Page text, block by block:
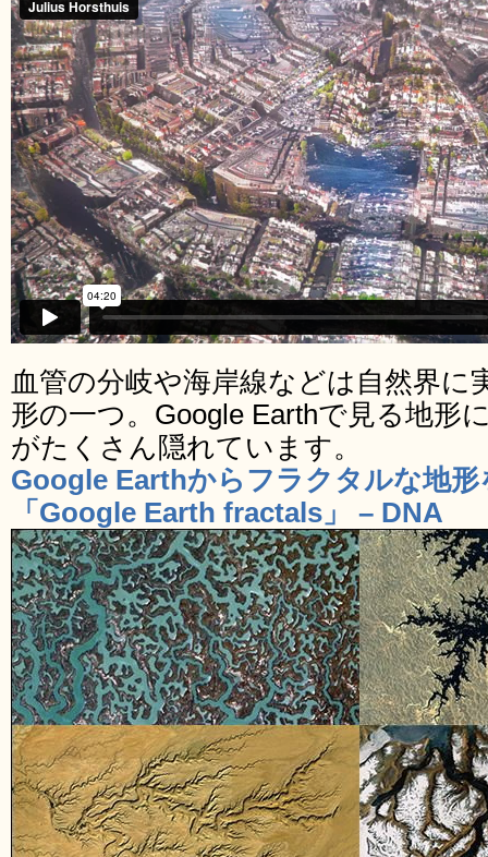
血管の分岐や海岸線などは自然界に
形の一つ。Google Earthで見る地形
がたくさん隠れています。
Google Earthからフラクタルな地
「Google Earth fractals」 – DNA